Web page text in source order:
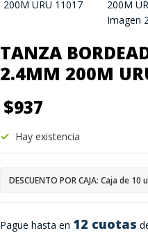
TANZA
2.4MM 200M
$937
Pague hasta en 12 cuotas
Hay existencia
DESCUENTO POR CAJA: Caja de